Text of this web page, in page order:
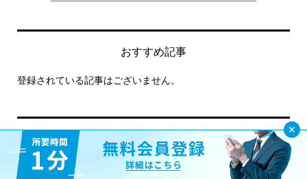
おすすめ記事
登録されている記事はございません。
カテゴリー選択
派遣ノウハウ